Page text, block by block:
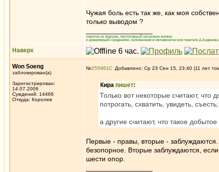
Чужая боль есть так же, как моя
только выводом ?
новичок на форуме, прочитавший несколько книжек
и доверяющий сведениям, изложенным в метафизическом трактате
Наверх
Won Soeng
заблокирован(а)
Зарегистрирован:
14.07.2006
Суждений: 14466
Откуда: Королев
№255961 Добавлено: Ср 23 Сен 15, 23:40 (11 лет
Кира пишет:
Только вот некоторые считают,
потрогать, схватить, увидеть, съесть;
а другие считают, что такое
Первые - правы, вторые -
безопорное. Вторые заблуждаются,
шести опор.